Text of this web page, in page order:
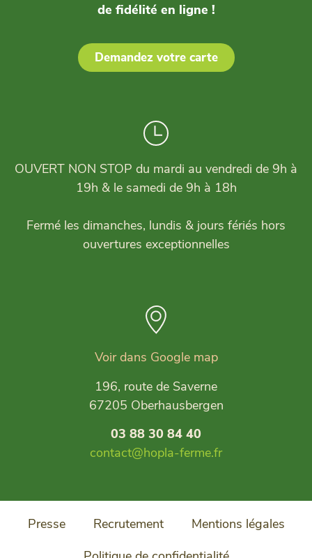
de fidélité en ligne !
Demandez votre carte
OUVERT NON STOP du mardi au vendredi de 9h à
19h & le samedi de 9h à 18h
Fermé les dimanches, lundis & jours fériés hors
ouvertures exceptionnelles
Voir dans Google map
196, route de Saverne
67205 Oberhausbergen
03 88 30 84 40
contact@hopla-ferme.fr
Presse Recrutement
Mentions légales